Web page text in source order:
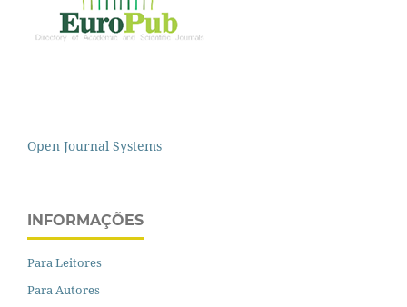
Open Journal Systems
INFORMAÇÕES
Para Leitores
Para Autores